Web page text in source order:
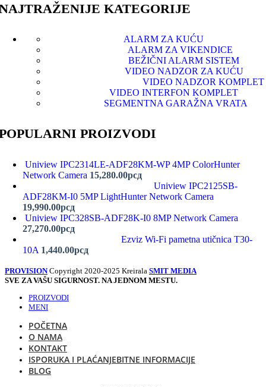
KATEGORIJE
ALARM ZA KUĆU
ALARM ZA VIKENDICE
BEŽIČNI ALARM SISTEM
VIDEO NADZOR ZA KUĆU
VIDEO NADZOR KOMPLET
VIDEO INTERFON KOMPLET
SEGMENTNA GARAŽNA VRATA
PROIZVODI
Uniview IPC2314LE-ADF28KM-WP 4MP ColorHunter
Network Camera 15,280.00рсд
Uniview IPC2125SB-
ADF28KM-I0 5MP LightHunter Network Camera
19,990.00рсд
Uniview IPC328SB-ADF28K-I0 8MP Network Camera
27,270.00рсд
Ezviz Wi-Fi pametna utičnica T30-
10A 1,440.00рсд
PROVISIONCopyright 2020-2025 Kreirala SMIT MEDIA
SVE ZA VAŠU SIGURNOST. NA JEDNOM MESTU.
PROIZVODI
MENI
POČETNA
O NAMA
KONTAKT
ISPORUKA I PLAĆANJEBITNE INFORMACIJE
BLOG